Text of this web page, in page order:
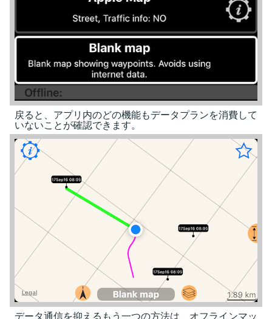
戻ると、アプリ内のどの機能もデータプランを消費して
いないことが確認できます。
データ通信を抑えるもう一つの方法は、オフラインマッ